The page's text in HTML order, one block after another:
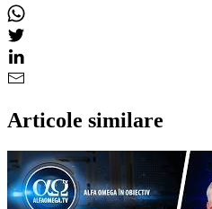
Articole similare